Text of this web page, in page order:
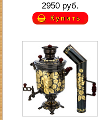
2950 руб.
Купить